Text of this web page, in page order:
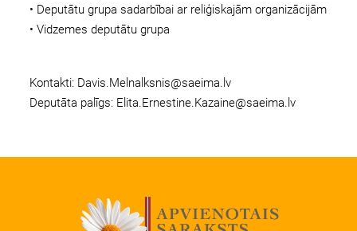
• Deputātu grupa sadarbībai ar reliģiskajām organizācijām
• Vidzemes deputātu grupa
Kontakti: Davis.Melnalksnis@saeima.lv
Deputāta palīgs: Elita.Ernestine.Kazaine@saeima.lv